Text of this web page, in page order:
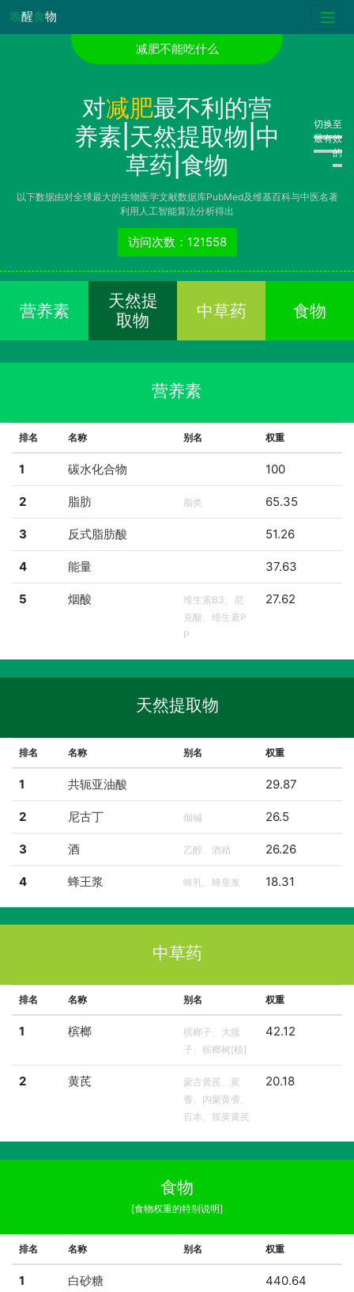
唤醒食物
减肥不能吃什么
对减肥最不利的营
养素|天然提取物|中
草药|食物
切换至
最有效
的
以下数据由对全球最大的生物医学文献数据库PubMed及维基百科与中医名著
利用人工智能算法分析得出
访问次数：121558
营养素
天然提
取物
中草药 食物
营养素
排名 名称 别名 权重
1 碳水化合物 100
2 脂肪 脂类 65.35
3 反式脂肪酸 51.26
4 能量 37.63
5 烟酸
维生素B3、尼
克酸、维生素P
P
27.62
天然提取物
排名 名称 别名 权重
1 共轭亚油酸 29.87
2 尼古丁 烟碱 26.5
3 酒 乙醇、酒精 26.26
4 蜂王浆 蜂乳、蜂皇浆 18.31
中草药
排名 名称 别名 权重
1 槟榔
槟榔子、大腹
子、槟榔树[植]
42.12
2 黄芪
蒙古黄芪、黄
耆、内蒙黄耆、
百本、膜荚黄芪
20.18
食物
[食物权重的特别说明]
排名 名称 别名 权重
1 白砂糖 440.64